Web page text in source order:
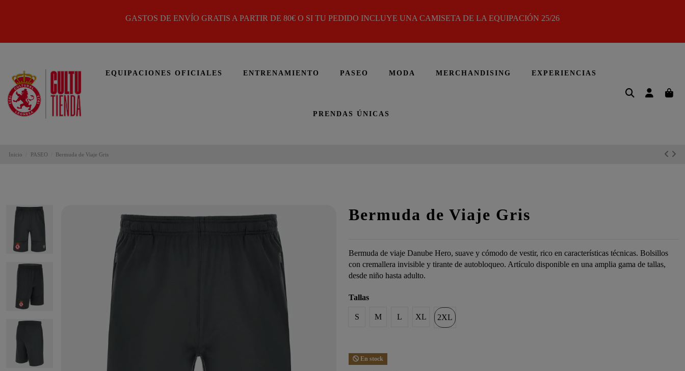
GASTOS DE ENVÍO GRATIS A PARTIR DE 80€ O SI TU PEDIDO INCLUYE UNA CAMISETA DE LA EQUIPACIÓN 25/26
EQUIPACIONES OFICIALES ENTRENAMIENTO PASEO MODA MERCHANDISING EXPERIENCIAS
PRENDAS ÚNICAS
Inicio PASEO Bermuda de Viaje Gris
Bermuda de Viaje Gris
Bermuda de viaje Danube Hero, suave y cómodo de vestir, rico en características técnicas. Bolsillos
con cremallera invisible y tirante de autobloqueo. Artículo disponible en una amplia gama de tallas,
desde niño hasta adulto.
Tallas
S M L XL 2XL
En stock